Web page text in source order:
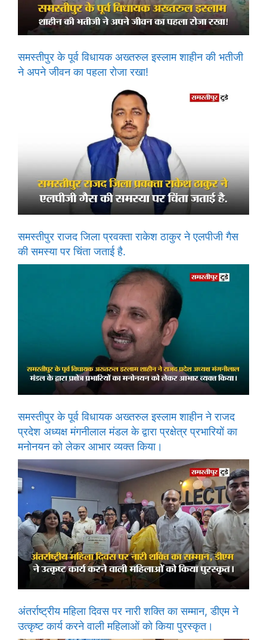
समस्तीपुर के पूर्व विधायक अख्तरुल इस्लाम शाहीन की भतीजी
ने अपने जीवन का पहला रोजा रखा!
समस्तीपुर राजद जिला प्रवक्ता राकेश ठाकुर ने एलपीजी गैस
की समस्या पर चिंता जताई है.
समस्तीपुर के पूर्व विधायक अख्तरुल इस्लाम शाहीन ने राजद
प्रदेश अध्यक्ष मंगनीलाल मंडल के द्वारा प्रक्षेत्र प्रभारियों का
मनोनयन को लेकर आभार व्यक्त किया।
अंतर्राष्ट्रीय महिला दिवस पर नारी शक्ति का सम्मान, डीएम ने
उत्कृष्ट कार्य करने वाली महिलाओं को किया पुरस्कृत।